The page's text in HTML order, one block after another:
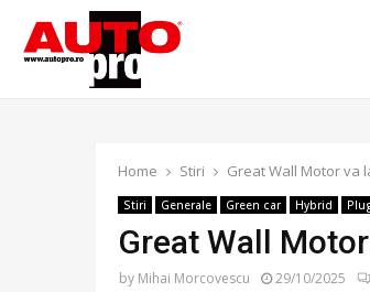
Home Stiri Great Wall Motor va
Stiri Generale Green car Hybrid
Great Wall
by Mihai Morcovescu 29/10/2025